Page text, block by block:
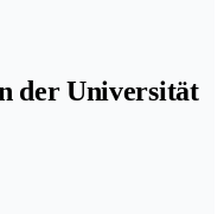
der Universität